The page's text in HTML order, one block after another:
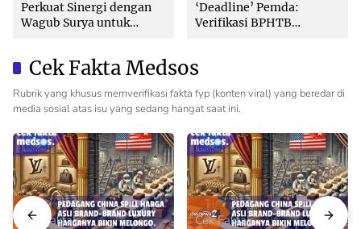
Perkuat Sinergi dengan
Wagub Surya untuk
‘Deadline’ Pemda:
Verifikasi BPHTB
Lambat!
Cek Fakta Medsos
Rubrik yang khusus memverifikasi fakta fyp (konten viral) yang beredar di
media sosial atas isu yang sedang hangat saat ini.
Cek Fakta Cek Fakta